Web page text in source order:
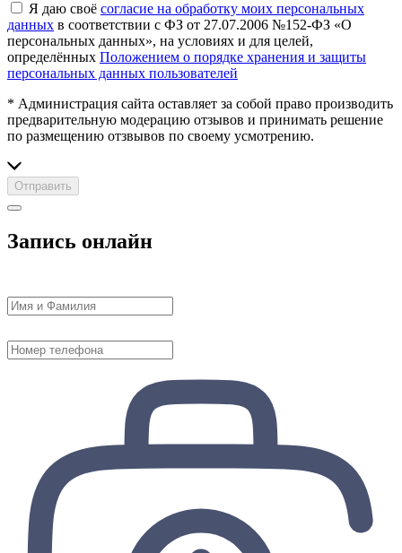
Я даю своё согласие на обработку моих персональных
данных в соответствии с ФЗ от 27.07.2006 №152-ФЗ «О
персональных данных», на условиях и для целей,
определённых Положением о порядке хранения и защиты
персональных данных пользователей
* Администрация сайта оставляет за собой право производить
предварительную модерацию отзывов и принимать решение
по размещению отзвывов по своему усмотрению.
Отправить
Запись онлайн